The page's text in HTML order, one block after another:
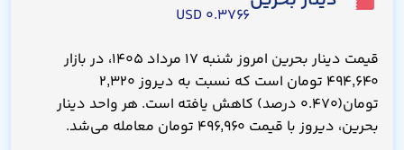
۰.۳۷۶۶ USD
قیمت دینار بحرین امروز شنبه ۱۷ مرداد ۱۴۰۵، در بازار
۴۹۴,۶۴۰ تومان است که نسبت به دیروز ۲,۳۲۰
تومان(۰.۴۷۰ درصد) کاهش یافته است. هر واحد دینار
بحرین، دیروز با قیمت ۴۹۶,۹۶۰ تومان معامله می‌شد.